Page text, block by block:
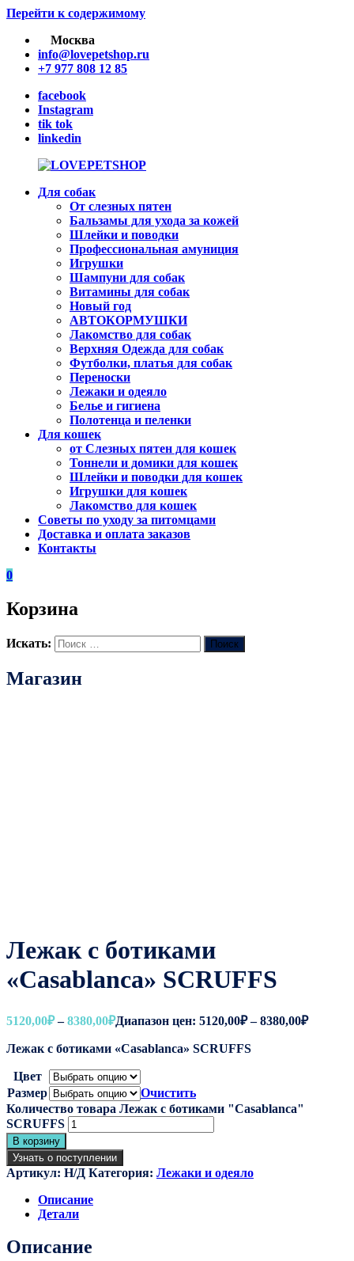
Перейти к содержимому
Москва
info@lovepetshop.ru
+7 977 808 12 85
facebook
Instagram
tik tok
linkedin
LOVEPETSHOP
животных
Для собак
От слезных пятен
Бальзамы для ухода за кожей
Шлейки и поводки
Профессиональная амуниция
Игрушки
Шампуни для собак
Витамины для собак
Новый год
АВТОКОРМУШКИ
Лакомство для собак
Верхняя Одежда для собак
Футболки, платья для собак
Переноски
Лежаки и одеяло
Белье и гигиена
Полотенца и пеленки
Для кошек
от Слезных пятен для кошек
Тоннели и домики для кошек
Шлейки и поводки для кошек
Игрушки для кошек
Лакомство для кошек
Советы по уходу за питомцами
Доставка и оплата заказов
Контакты
0
Корзина
Искать: Поиск
Магазин
Лежак с ботиками
«Casablanca» SCRUFFS
5120,00₽ – 8380,00₽Диапазон цен: 5120,00₽ – 8380,00₽
Лежак с ботиками «Casablanca» SCRUFFS
Цвет
Размер
Очистить
Количество товара Лежак с ботиками "Casablanca"
SCRUFFS
В корзину
Узнать о поступлении
Артикул: Н/Д Категория: Лежаки и одеяло
Описание
Детали
Описание